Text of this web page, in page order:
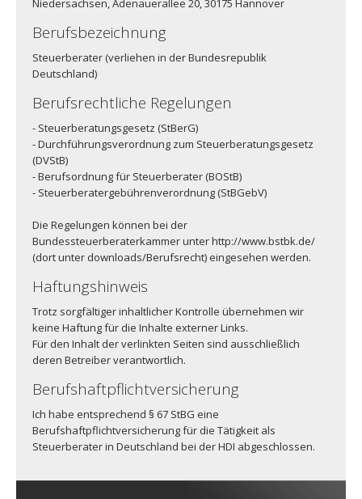
Niedersachsen, Adenauerallee 20, 30175 Hannover
Berufsbezeichnung
Steuerberater (verliehen in der Bundesrepublik
Deutschland)
Berufsrechtliche Regelungen
- Steuerberatungsgesetz (StBerG)
- Durchführungsverordnung zum Steuerberatungsgesetz
(DVStB)
- Berufsordnung für Steuerberater (BOStB)
- Steuerberatergebührenverordnung (StBGebV)
Die Regelungen können bei der
Bundessteuerberaterkammer unter http://www.bstbk.de/
(dort unter downloads/Berufsrecht) eingesehen werden.
Haftungshinweis
Trotz sorgfältiger inhaltlicher Kontrolle übernehmen wir
keine Haftung für die Inhalte externer Links.
Für den Inhalt der verlinkten Seiten sind ausschließlich
deren Betreiber verantwortlich.
Berufshaftpflichtversicherung
Ich habe entsprechend § 67 StBG eine
Berufshaftpflichtversicherung für die Tätigkeit als
Steuerberater in Deutschland bei der HDI abgeschlossen.